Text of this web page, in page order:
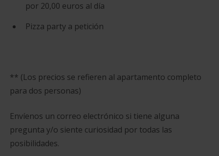
por 20,00 euros al día
Pizza party a petición
** (Los precios se refieren al apartamento completo
para dos personas)
Envíenos un correo electrónico si tiene alguna
pregunta y/o siente curiosidad por todas las
posibilidades.